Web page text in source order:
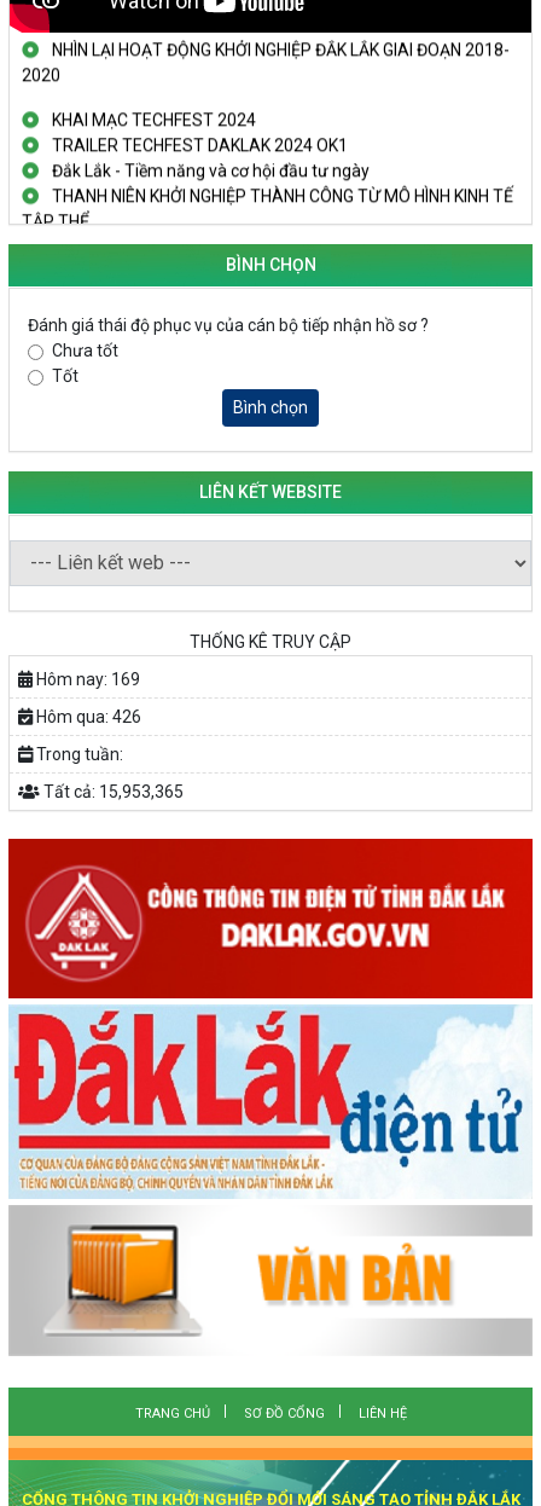
KHỞI NGHIỆP VỚI MÔ HÌNH NUÔI ỐC NHỒI
NHÌN LẠI HOẠT ĐỘNG KHỞI NGHIỆP ĐẮK LẮK GIAI ĐOẠN 2018-
2020
KHAI MẠC TECHFEST 2024
TRAILER TECHFEST DAKLAK 2024 OK1
Đắk Lắk - Tiềm năng và cơ hội đầu tư ngày
THANH NIÊN KHỞI NGHIỆP THÀNH CÔNG TỪ MÔ HÌNH KINH TẾ
TẬP THỂ
NGHIỆP, PHÁT TRIỂN KINH TẾ
Doanh nghiệp tp Buôn Ma Thuột tăng cường kết nối với doanh
THÚC ĐẨY PHONG TRÀO KHỞI NGHIỆP TRONG SINH VIÊN
NGUỒN VỐN TÍN DỤNG ƯU ĐÃI TIẾP SỨC CHO THANH NIÊN KHỞI
NGHIỆP
LAN TỎA TINH THẦN KHỞI NGHIỆP TRONG THANH NIÊN TẠI
NHÌN LẠI HOẠT ĐỘNG KHỞI NGHIỆP ĐẮK LẮK GIAI ĐOẠN 2018-
2020
BÌNH CHỌN
Đánh giá thái độ phục vụ của cán bộ tiếp nhận hồ sơ ?
Chưa tốt
Tốt
Bình chọn
LIÊN KẾT WEBSITE
THỐNG KÊ TRUY CẬP
Hôm nay: 169
Hôm qua: 426
Trong tuần:
Tất cả: 15,953,365
TRANG CHỦ SƠ ĐỒ CỔNG LIÊN HỆ
CỔNG THÔNG TIN KHỞI NGHIỆP ĐỔI MỚI SÁNG TẠO TỈNH ĐẮK LẮK